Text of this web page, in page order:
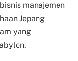
manajemen
Jepang
yang